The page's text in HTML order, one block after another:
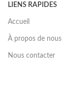
LIENS RAPIDES
Accueil
À propos de nous
Nous contacter